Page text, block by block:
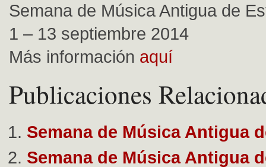
Semana de Música Antigua de
1 – 13 septiembre 2014
Más información aquí
Publicaciones
Semana de Música Antigua
Semana de Música Antigua